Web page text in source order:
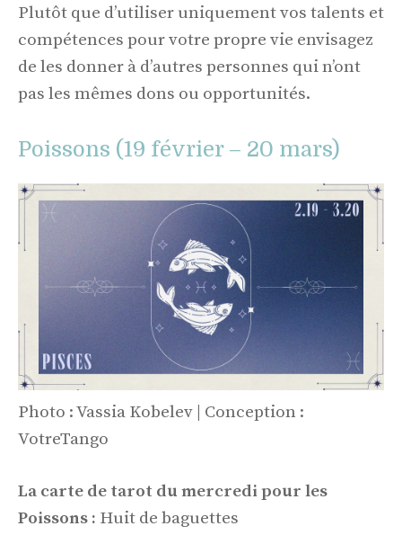
Plutôt que d’utiliser uniquement vos talents et
compétences pour votre propre vie envisagez
de les donner à d’autres personnes qui n’ont
pas les mêmes dons ou opportunités.
Poissons (19 février – 20 mars)
Photo : Vassia Kobelev | Conception :
VotreTango
La carte de tarot du mercredi pour les
Poissons : Huit de baguettes